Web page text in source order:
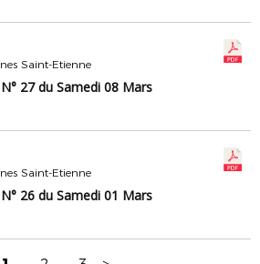
Saint-Etienne
27 du Samedi 08 Mars
Saint-Etienne
26 du Samedi 01 Mars